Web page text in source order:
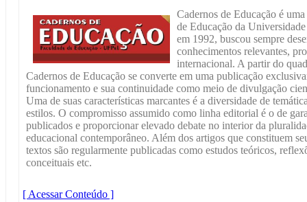
Cadernos de Educação é
de Educação da
em 1992, buscou sempre
conhecimentos relevantes,
internacional. A partir do
Cadernos de Educação se converte em uma publicação
funcionamento e sua continuidade como meio de divulgação
Uma de suas características marcantes é a diversidade de
estilos. O compromisso assumido como linha editorial é o de
publicados e proporcionar elevado debate no interior da
educacional contemporâneo. Além dos artigos que constituem
textos são regularmente publicadas como estudos teóricos,
conceituais etc.
[ Acessar Conteúdo ]